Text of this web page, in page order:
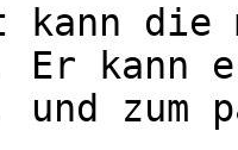
kann die
kann
zum